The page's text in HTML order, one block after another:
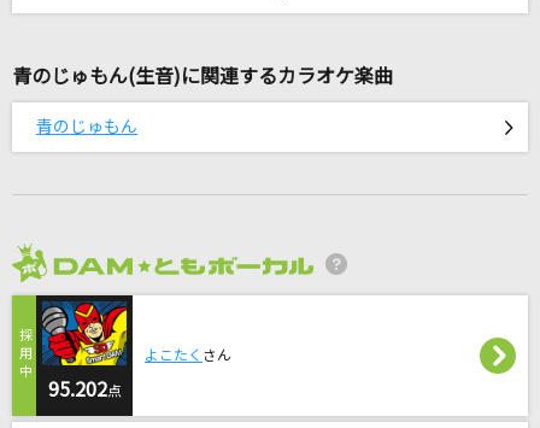
時をとめて
With-you
La'cryma Christi
哀しい予感
[プロオケ]シングルベッド
シャ乱Q
とくべチュ、して
＝LOVE
青のじゅもん(生音)に関連するカラオケ楽曲
青のじゅもん
95.202点
よこたく さん